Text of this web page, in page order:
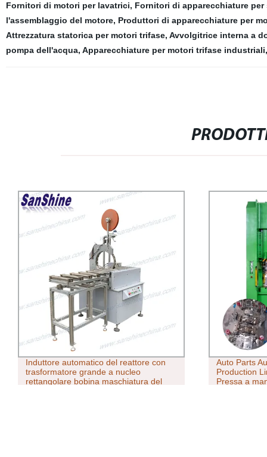
Fornitori di motori per lavatrici, Fornitori di apparecchiature
l'assemblaggio del motore, Produttori di apparecchiature per
Attrezzatura statorica per motori trifase, Avvolgitrice interna a
pompa dell'acqua, Apparecchiature per motori trifase industriali,
Induttore automatico del reattore con
trasformatore grande a nucleo
rettangolare bobina maschiatura del
Auto Parts
Production
Pressa a